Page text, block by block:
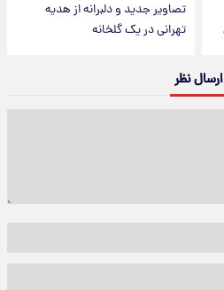
تصاویر جدید و دلبرانه از هدیه
تهرانی در یک گلخانه
ارسال نظر